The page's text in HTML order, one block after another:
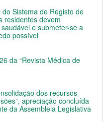
Sistema de Registo de
residentes devem
e submeter-se a
possível
da “Revista Médica de
dos recursos
apreciação concluída
da Assembleia Legislativa